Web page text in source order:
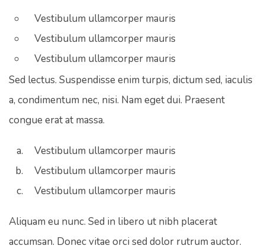
Vestibulum ullamcorper mauris
Vestibulum ullamcorper mauris
Vestibulum ullamcorper mauris
Sed lectus. Suspendisse enim turpis, dictum sed, iaculis
a, condimentum nec, nisi. Nam eget dui. Praesent
congue erat at massa.
Vestibulum ullamcorper mauris
Vestibulum ullamcorper mauris
Vestibulum ullamcorper mauris
Aliquam eu nunc. Sed in libero ut nibh placerat
accumsan. Donec vitae orci sed dolor rutrum auctor.